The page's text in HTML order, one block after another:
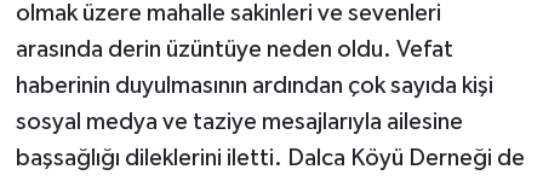
olmak üzere mahalle sakinleri ve sevenleri
arasında derin üzüntüye neden oldu. Vefat
haberinin duyulmasının ardından çok sayıda kişi
sosyal medya ve taziye mesajlarıyla ailesine
başsağlığı dileklerini iletti. Dalca Köyü Derneği de